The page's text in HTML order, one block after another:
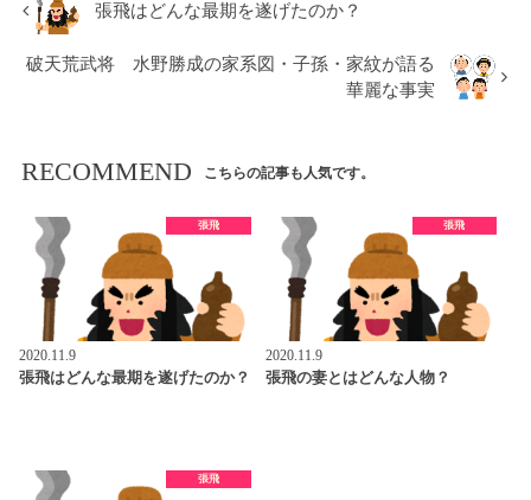
張飛はどんな最期を遂げたのか？
破天荒武将 水野勝成の家系図・子孫・家紋が語る
華麗な事実
RECOMMEND こちらの記事も人気です。
張飛
2020.11.9
張飛はどんな最期を遂げたのか？
張飛
2020.11.9
張飛の妻とはどんな人物？
張飛